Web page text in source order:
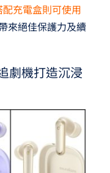
充電盒則可使用
來絕佳保護力及續
劇機打造沉浸